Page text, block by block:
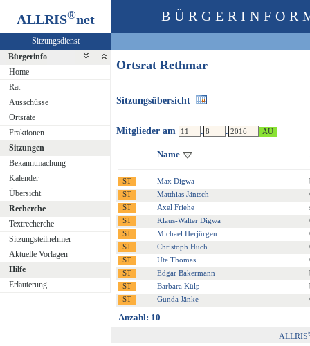
ALLRIS®net
Sitzungsdienst
Bürgerinfo
Home
Rat
Ausschüsse
Ortsräte
Fraktionen
Sitzungen
Bekanntmachung
Kalender
Übersicht
Recherche
Textrecherche
Sitzungsteilnehmer
Aktuelle Vorlagen
Hilfe
Erläuterung
Ortsrat Rethmar
Sitzungsübersicht
Mitglieder am . .
Name
Max Digwa
Matthias Jäntsch
Axel Friehe
Klaus-Walter Digwa
Michael Herjürgen
Christoph Huch
Ute Thomas
Edgar Bäkermann
Barbara Külp
Gunda Jänke
Anzahl: 10
ALLRIS